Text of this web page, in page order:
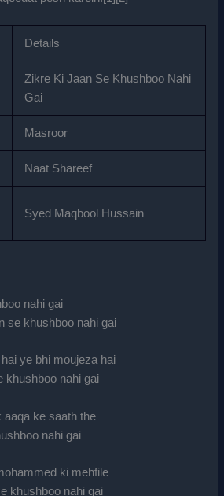
Details
Zikre Ki Jaan Se Khushboo Nahi
Gai
Masroor
Naat Shareef
Syed Maqbool Hussain
nahi gai
se khushboo nahi gai
ye bhi moujeza hai
khushboo nahi gai
aaqa ke saath the
nahi gai
ki mehfile
khushboo nahi gai